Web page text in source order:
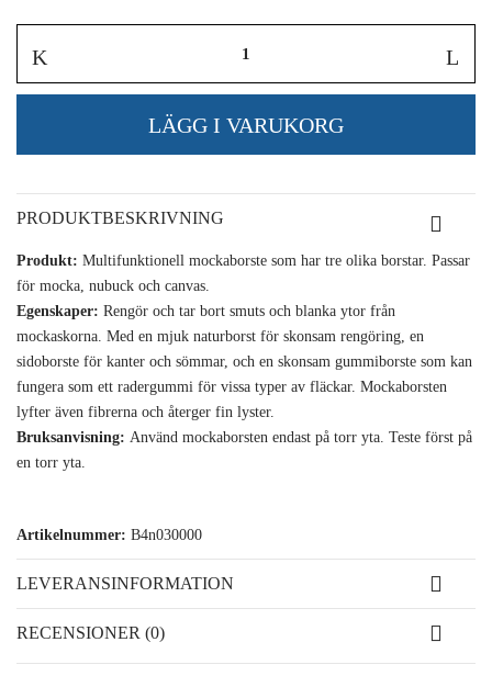
PRODUKTBESKRIVNING
Produkt: Multifunktionell mockaborste som har tre olika borstar. Passar
för mocka, nubuck och canvas.
Egenskaper: Rengör och tar bort smuts och blanka ytor från
mockaskorna. Med en mjuk naturborst för skonsam rengöring, en
sidoborste för kanter och sömmar, och en skonsam gummiborste som kan
fungera som ett radergummi för vissa typer av fläckar. Mockaborsten
lyfter även fibrerna och återger fin lyster.
Bruksanvisning: Använd mockaborsten endast på torr yta. Teste först på
en torr yta.
Artikelnummer: B4n030000
LEVERANSINFORMATION
RECENSIONER (0)